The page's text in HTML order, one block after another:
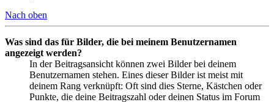
Nach oben
Was sind das für Bilder, die bei meinem Benutzernamen
angezeigt werden?
In der Beitragsansicht können zwei Bilder bei deinem
Benutzernamen stehen. Eines dieser Bilder ist meist mit
deinem Rang verknüpft: Oft sind dies Sterne, Kästchen oder
Punkte, die deine Beitragszahl oder deinen Status im Forum